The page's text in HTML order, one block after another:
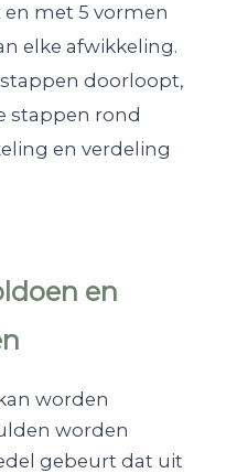
en met 5 vormen
elke afwikkeling.
doorloopt,
stappen rond
en verdeling
en
worden
worden
gebeurt dat uit